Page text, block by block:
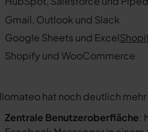
Gmail, Outlook und Slack
Google Sheets und Excel
Shopify und WooCommerce
hat noch deutlich
Zentrale Benutzeroberfläche: